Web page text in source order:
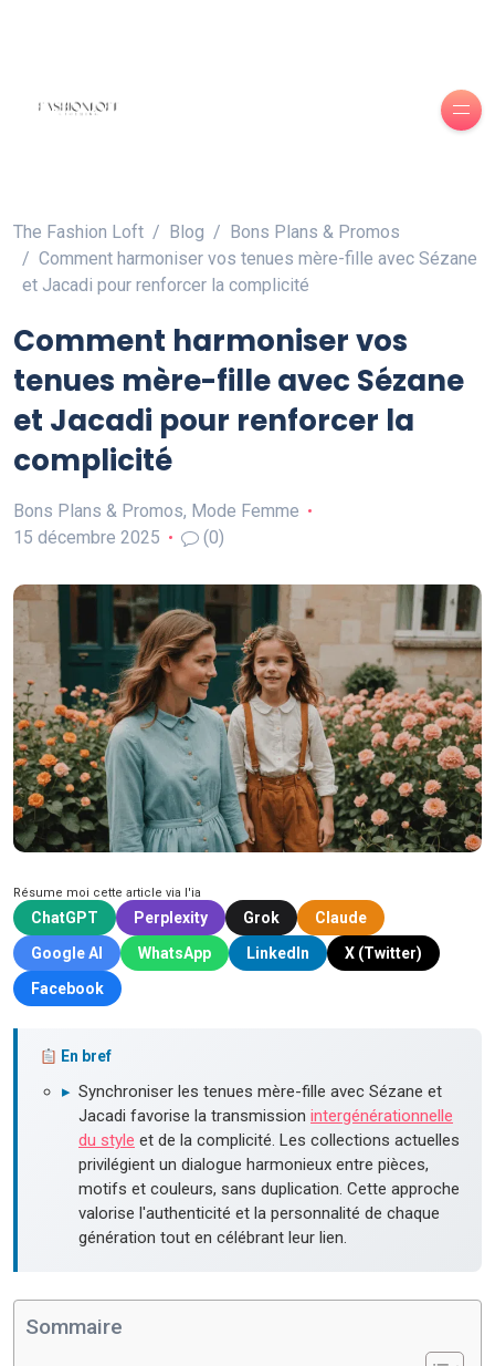
The Fashion Loft Blog
Bons Plans & Promos
Comment harmoniser vos tenues mère-fille avec Sézane
et Jacadi pour renforcer la complicité
Comment harmoniser vos
tenues mère-fille avec Sézane
et Jacadi pour renforcer la
complicité
Bons Plans & Promos, Mode Femme
15 décembre 2025
(0)
Résume moi cette article via l'ia
ChatGPT Perplexity Grok
Claude
Google AI
WhatsApp LinkedIn
X (Twitter)
Facebook
En bref
▸ Synchroniser les tenues mère-fille avec Sézane et
Jacadi favorise la transmission intergénérationnelle
du style et de la complicité. Les collections actuelles
privilégient un dialogue harmonieux entre pièces,
motifs et couleurs, sans duplication. Cette approche
valorise l'authenticité et la personnalité de chaque
génération tout en célébrant leur lien.
Sommaire